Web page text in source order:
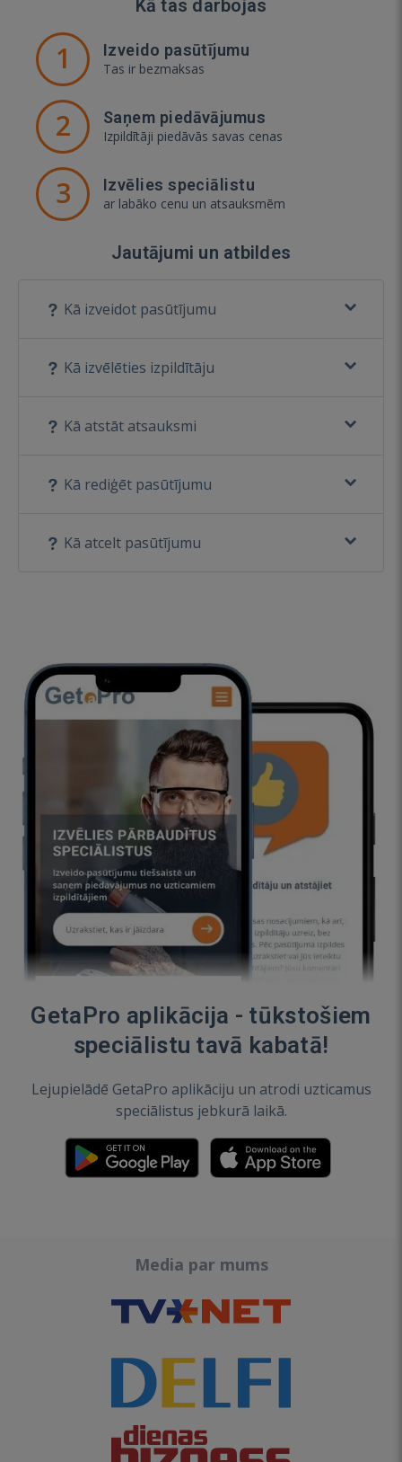
Kā tas darbojas
1 Izveido pasūtījumu
Tas ir bezmaksas
2 Saņem piedāvājumus
Izpildītāji piedāvās savas cenas
3 Izvēlies speciālistu
ar labāko cenu un atsauksmēm
Jautājumi un atbildes
Kā izveidot pasūtījumu
Kā izvēlēties izpildītāju
Kā atstāt atsauksmi
Kā rediģēt pasūtījumu
Kā atcelt pasūtījumu
GetaPro aplikācija - tūkstošiem
speciālistu tavā kabatā!
Lejupielādē GetaPro aplikāciju un atrodi uzticamus
speciālistus jebkurā laikā.
Media par mums